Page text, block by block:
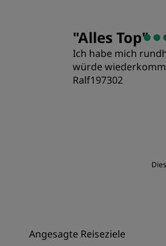
"Alles Top"
Ich habe mich
würde
Ralf197302
Angesagte Reiseziele